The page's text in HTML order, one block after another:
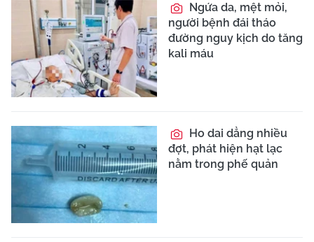
Ngứa da, mệt mỏi,
người bệnh đái tháo
đường nguy kịch do tăng
kali máu
Ho dai dẳng nhiều
đợt, phát hiện hạt lạc
nằm trong phế quản